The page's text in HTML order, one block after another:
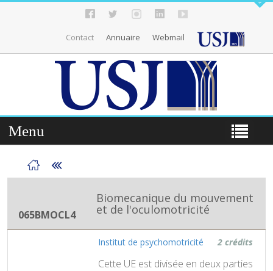
Contact Annuaire Webmail
Menu
065BMOCL4
Biomecanique du mouvement
et de l'oculomotricité
Institut de psychomotricité 2 crédits
Cette UE est divisée en deux parties